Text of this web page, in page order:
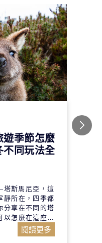
季節怎麼
同玩法全
斯馬尼亞，這
靜所在，四季都
分享在不同的塔
以怎麼在這座島
閱讀更多